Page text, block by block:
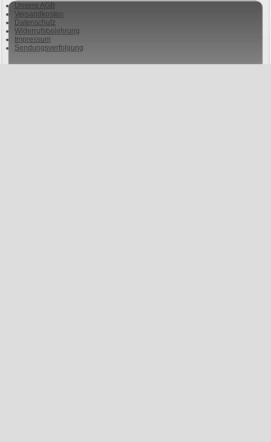
Unsere AGB
Versandkosten
Datenschutz
Widerrufsbelehrung
Impressum
Sendungsverfolgung